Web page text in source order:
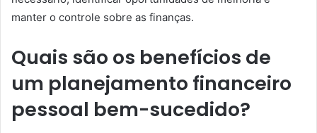
manter o controle sobre as finanças.
Quais são os benefícios de
um planejamento financeiro
pessoal bem-sucedido?